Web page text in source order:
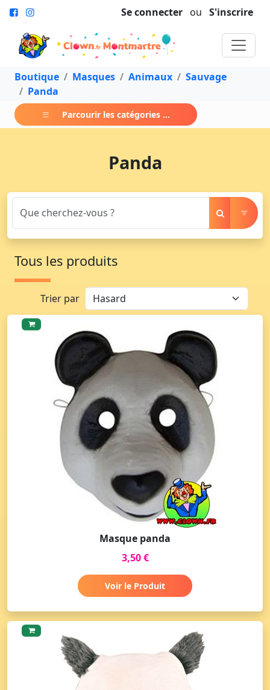
Se connecter ou S'inscrire
Boutique Masques Animaux
Sauvage
Panda
Parcourir les catégories ...
Panda
Tous les produits
Trier par
Masque panda
3,50 €
Voir le Produit